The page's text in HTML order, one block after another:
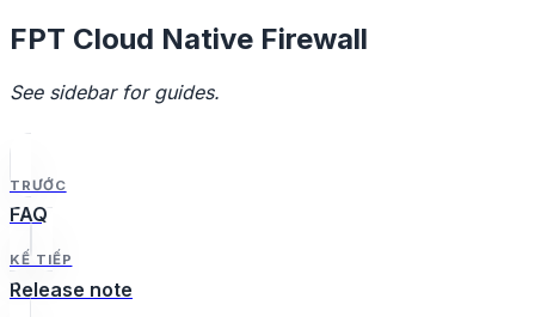
FPT Cloud Native Firewall
See sidebar for guides.
TRƯỚC
FAQ
KẾ TIẾP
Release note